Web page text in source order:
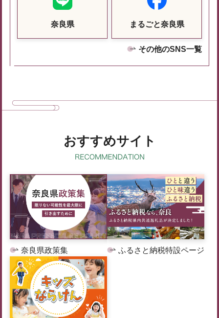
奈良県 まるごと奈良県
その他のSNS一覧
おすすめサイト
奈良県政策集 ふるさと納税特設ページ